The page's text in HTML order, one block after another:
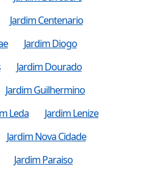
Jardim Centenario
Jardim Diogo
Jardim Dourado
Jardim Guilhermino
Leda
Jardim Lenize
Jardim Nova Cidade
Jardim Paraiso